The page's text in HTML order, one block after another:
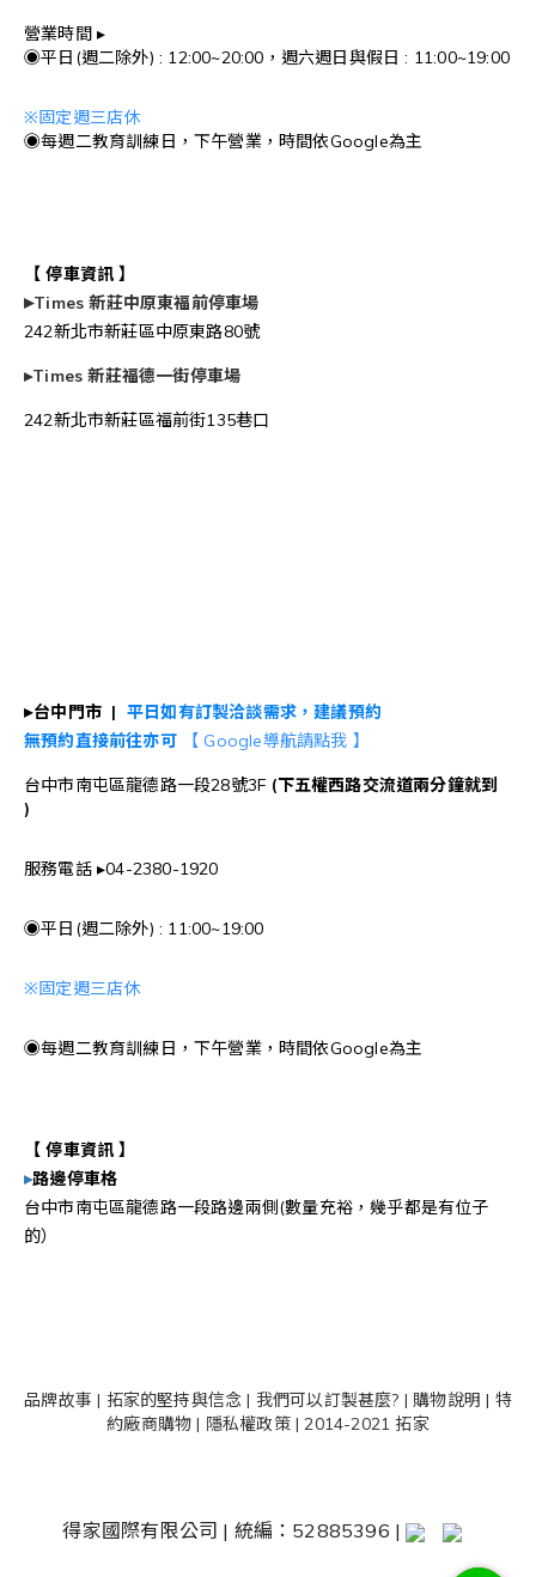
營業時間 ▸
◉平日(週二除外) : 12:00~20:00，週六週日與假日 : 11:00~19:00
※固定週三店休
◉每週二教育訓練日，下午營業，時間依Google為主
【 停車資訊 】
▸Times 新莊中原東福前停車場
242新北市新莊區中原東路80號
▸Times 新莊福德一街停車場
242新北市新莊區福前街135巷口
▸台中門市 |平日如有訂製洽談需求，建議預約
無預約直接前往亦可
【 Google導航請點我 】
台中市南屯區龍德路一段28號3F (下五權西路交流道兩分鐘就到
)
服務電話 ▸04-2380-1920
◉平日(週二除外) : 11:00~19:00
※固定週三店休
◉每週二教育訓練日，下午營業，時間依Google為主
【 停車資訊 】
▸路邊停車格
台中市南屯區龍德路一段路邊兩側(數量充裕，幾乎都是有位子
的）
品牌故事 | 拓家的堅持與信念 | 我們可以訂製甚麼? | 購物說明 | 特
約廠商購物 | 隱私權政策| 2014-2021 拓家
得家國際有限公司 | 統編：52885396 |